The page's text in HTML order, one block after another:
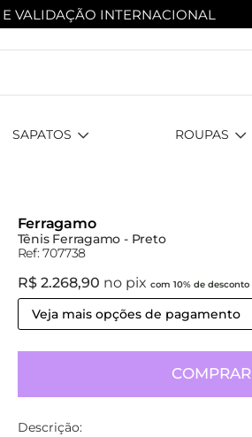
E VALIDAÇÃO INTERNACIONAL
SAPATOS ROUPAS
Ferragamo
Tênis Ferragamo - Preto
Ref: 707738
R$ 2.268,90 no pix com 10% de desconto
Veja mais opções de pagamento
COMPRAR
Descrição: